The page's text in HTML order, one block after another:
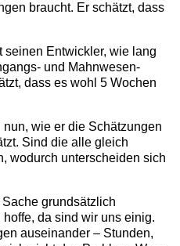
braucht. Er schätzt, dass
seinen Entwickler, wie lang
und Mahnwesen-
dass es wohl 5 Wochen
wie er die Schätzungen
Sind die alle gleich
wodurch unterscheiden sich
grundsätzlich
da sind wir uns einig.
auseinander – Stunden,